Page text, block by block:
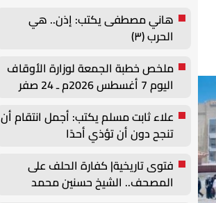
هاني مصطفى يكتب: إذن.. هي
الحرب (٣)
ملخص خطبة الجمعة لوزارة الأوقاف
اليوم 7 أغسطس 2026م ـ 24 صفر
علاء ثابت مسلم يكتب: أجمل انتقام أن
تنجح دون أن تؤذي أحدًا
فتوى تاريخية| كفارة الحلف على
المصحف.. الشيخ حسنين محمد